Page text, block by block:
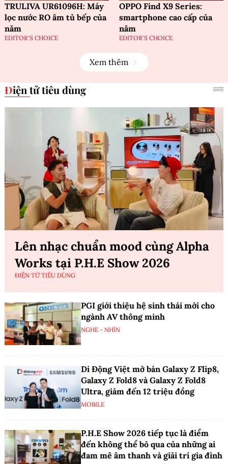
TRULIVA UR61096H: Máy
lọc nước RO âm tủ bếp của
năm
EDITOR'S CHOICE
OPPO Find X9 Series:
smartphone cao cấp của
năm
EDITOR'S CHOICE
Xem thêm
Điện tử tiêu dùng
Lên nhạc chuẩn mood cùng Alpha
Works tại P.H.E Show 2026
ĐIỆN TỬ TIÊU DÙNG
PGI giới thiệu hệ sinh thái mới cho
ngành AV thông minh
NGHE - NHÌN
Di Động Việt mở bán Galaxy Z Flip8,
Galaxy Z Fold8 và Galaxy Z Fold8
Ultra, giảm đến 12 triệu đồng
MOBILE
P.H.E Show 2026 tiếp tục là điểm
đến không thể bỏ qua của những ai
đam mê âm thanh và giải trí gia đình